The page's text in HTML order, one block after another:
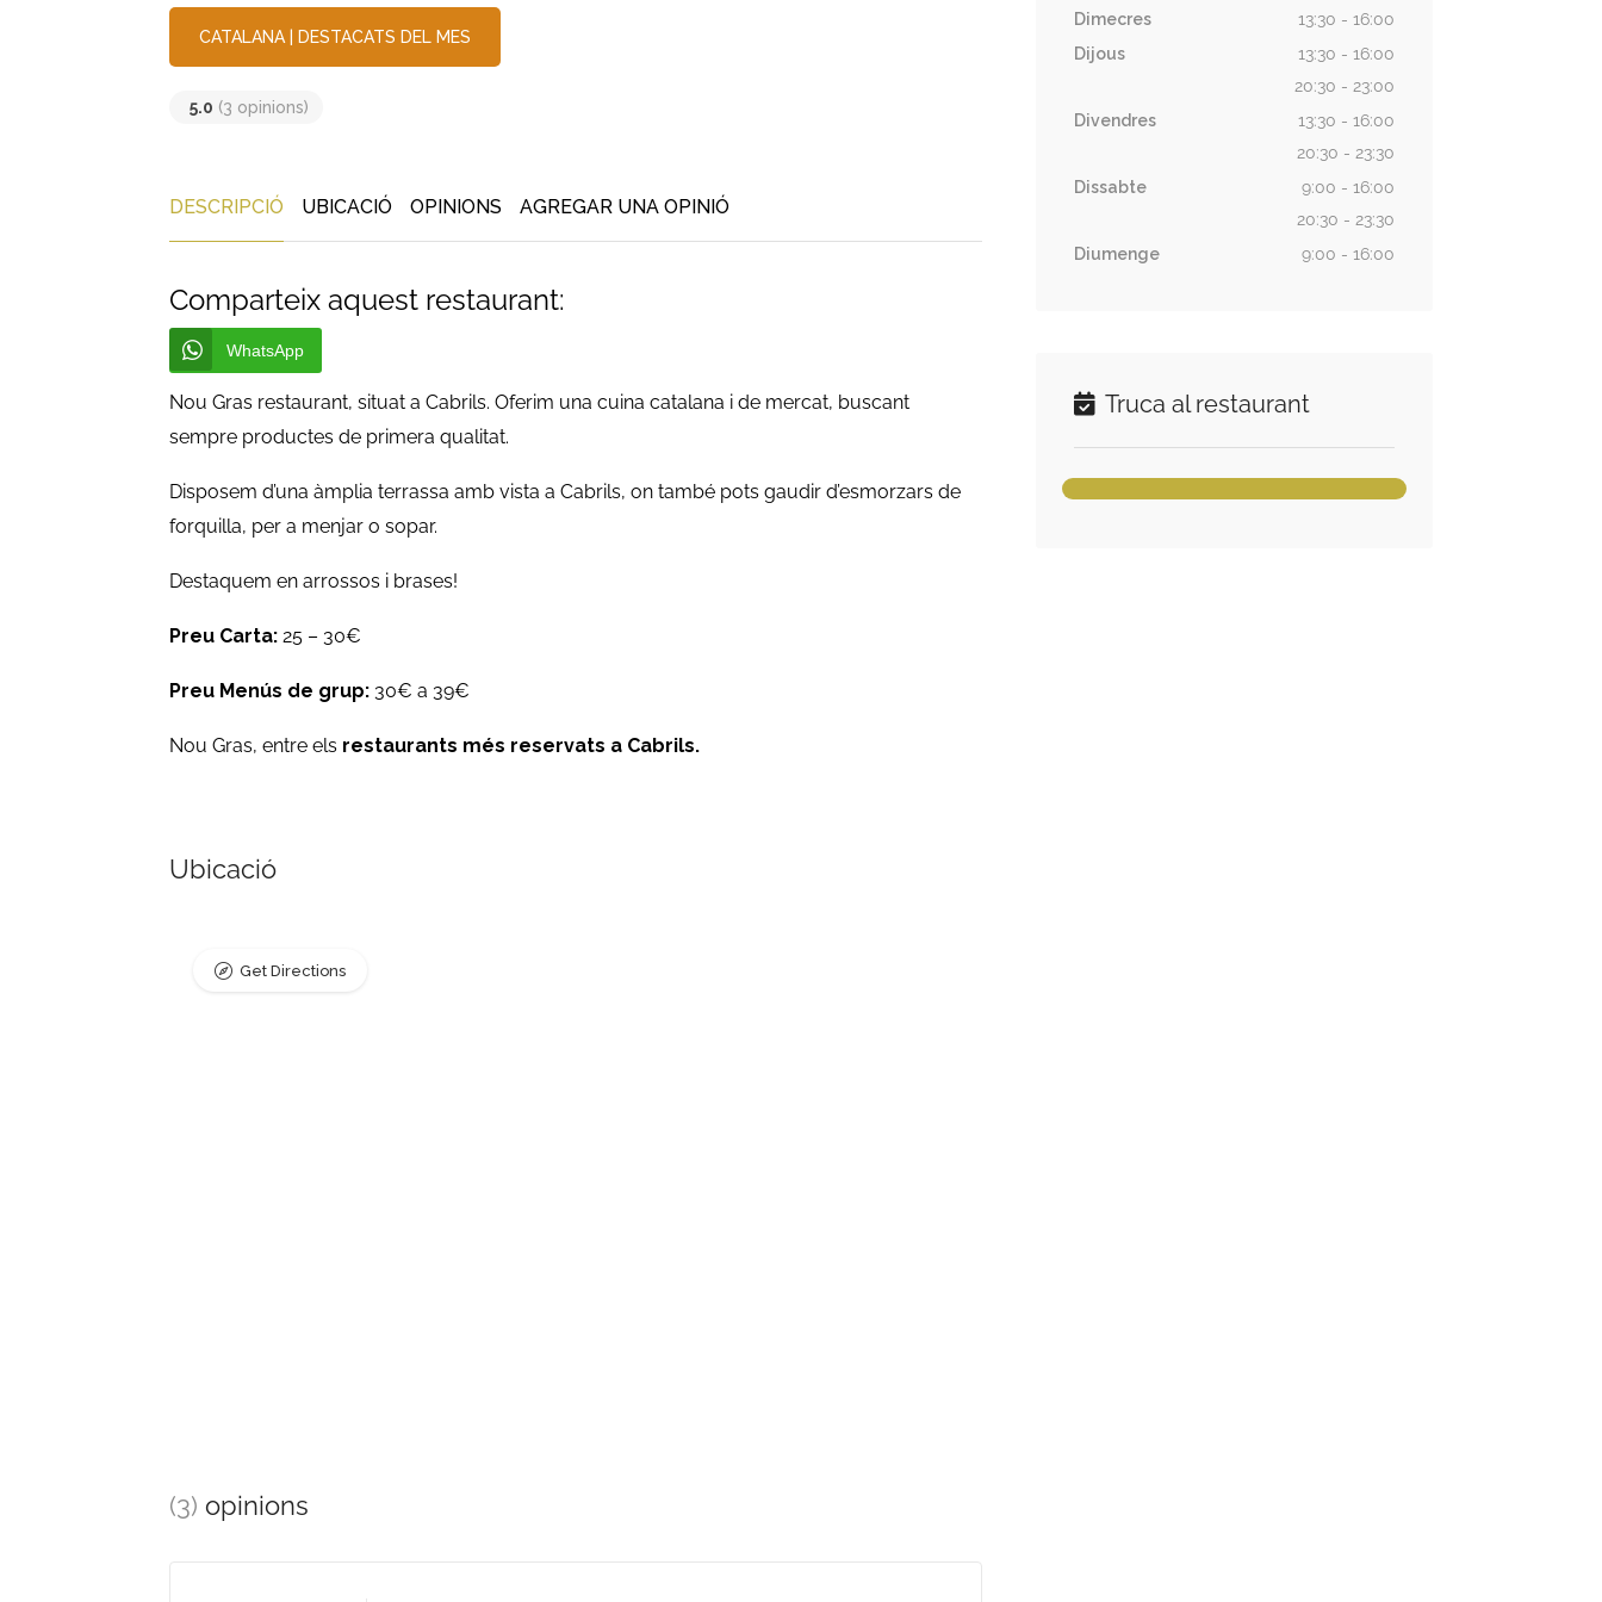
CATALANA DESTACATS DEL MES
5.0 (3 opinions)
DESCRIPCIÓ UBICACIÓ OPINIONS AGREGAR UNA OPINIÓ
Comparteix aquest restaurant:
WhatsApp
Nou Gras restaurant, situat a Cabrils. Oferim una cuina catalana i de mercat, buscant
sempre productes de primera qualitat.
Disposem d’una àmplia terrassa amb vista a Cabrils, on també pots gaudir d’esmorzars de
forquilla, per a menjar o sopar.
Destaquem en arrossos i brases!
Preu Carta: 25 – 30€
Preu Menús de grup: 30€ a 39€
Nou Gras, entre els restaurants més reservats a Cabrils.
Ubicació
Get Directions
(3) opinions
Dimecres
13:30 - 16:00
Dijous
13:30 - 16:00
20:30 - 23:00
Divendres
13:30 - 16:00
20:30 - 23:30
Dissabte
9:00 - 16:00
20:30 - 23:30
Diumenge
9:00 - 16:00
Truca al restaurant